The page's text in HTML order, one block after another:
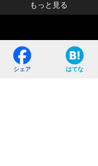
もっと見る
シェア はてな